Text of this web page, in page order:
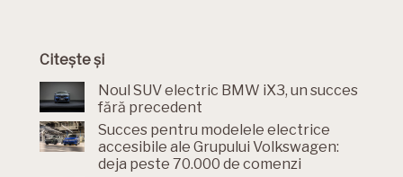
Citește și
Noul SUV electric BMW iX3, un succes
fără precedent
Succes pentru modelele electrice
accesibile ale Grupului Volkswagen:
deja peste 70.000 de comenzi